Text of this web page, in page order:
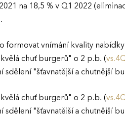
na 18,5 % v Q1 2022
formovat vnímání kvality
chuť burgerů" o 2 p.b. (
sdělení "šťavnatější a chutnější
chuť burgerů" o 2 p.b. (
sdělení "šťavnatější a chutnější